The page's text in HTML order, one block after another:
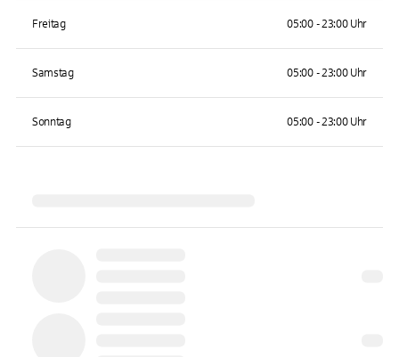
Freitag 05:00 - 23:00 Uhr
Samstag 05:00 - 23:00 Uhr
Sonntag 05:00 - 23:00 Uhr